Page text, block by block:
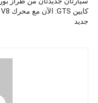
جديد